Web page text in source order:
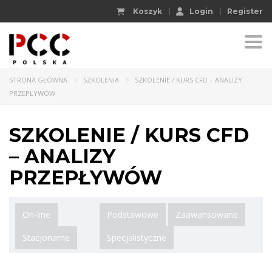
Koszyk Login Register
STRONA GŁÓWNA SZKOLENIA
SZKOLENIE / KURS CFD – ANALIZY
PRZEPŁYWÓW
SZKOLENIE / KURS CFD
– ANALIZY
PRZEPŁYWÓW
On-line
Stacjonarne
Podstawowe
Zaawansowane
Specjalistyczne